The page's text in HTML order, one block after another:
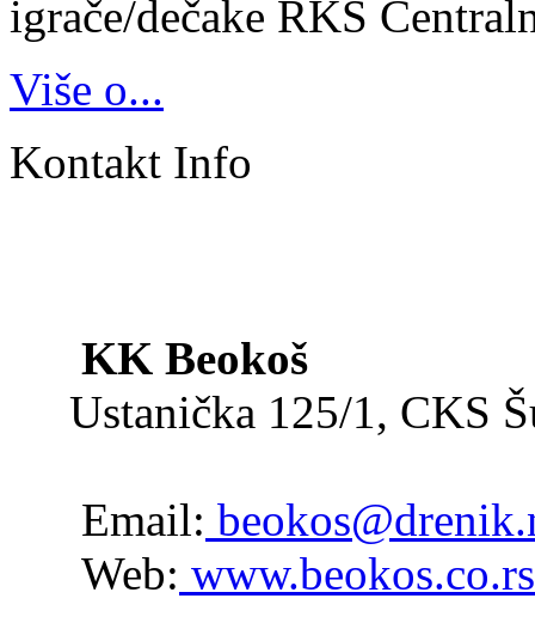
igrače/dečake RKS
Više o...
Kontakt Info
KK Beokoš
Ustanička 125/1, CKS
Email:
Web: www.beokos.co.rs